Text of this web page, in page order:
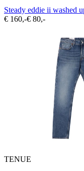
Steady eddie ii washed
€ 160,-€ 80,-
TENUE